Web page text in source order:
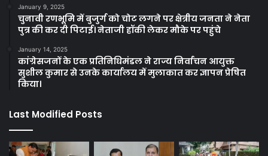
January 9, 2025
चुनावी रणभूमि में बुजुर्ग को चोट लगने पर क्षेत्रीय जनता ने नेता
पुत्र की कर दी पिटाई। नेताजी हॉकी लेकर मौके पर पहुंचे
January 14, 2025
कांग्रेसजनों के एक प्रतिनिधिमंडल ने राज्य निर्वाचन आयुक्त
सुशील कुमार से उनके कार्यालय में मुलाकात कर ज्ञापन प्रेषित
किया।
Last Modified Posts